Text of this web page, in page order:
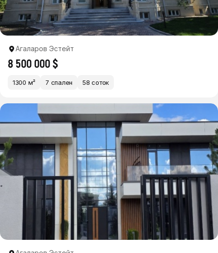
Агаларов Эстейт
8 500 000 $
1300 м² 7 спален 58 соток